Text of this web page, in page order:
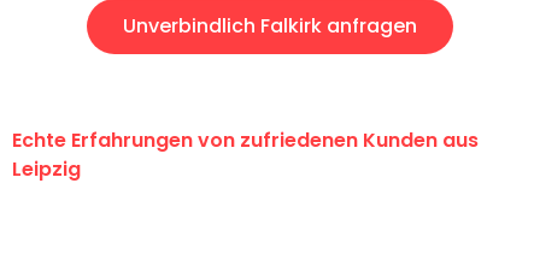
Unverbindlich Falkirk anfragen
Echte Erfahrungen von zufriedenen Kunden aus
Leipzig